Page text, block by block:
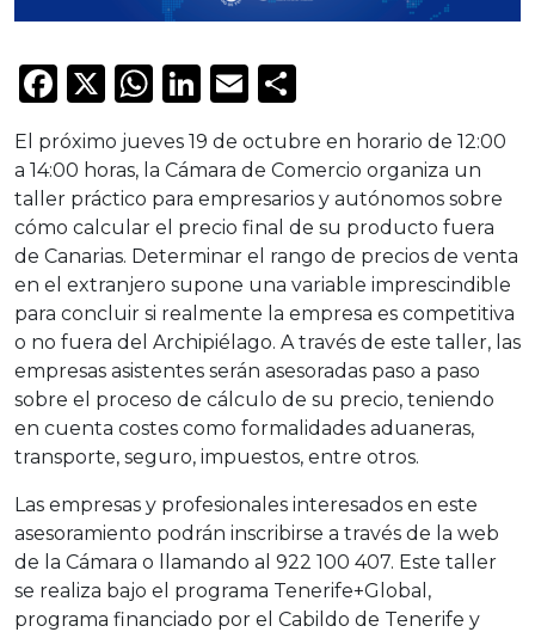
Facebook
X WhatsApp
LinkedIn
Email
El próximo jueves 19 de octubre en horario de 12:00
a 14:00 horas, la Cámara de Comercio organiza un
taller práctico para empresarios y autónomos sobre
cómo calcular el precio final de su producto fuera
de Canarias. Determinar el rango de precios de venta
en el extranjero supone una variable imprescindible
para concluir si realmente la empresa es competitiva
o no fuera del Archipiélago. A través de este taller, las
empresas asistentes serán asesoradas paso a paso
sobre el proceso de cálculo de su precio, teniendo
en cuenta costes como formalidades aduaneras,
transporte, seguro, impuestos, entre otros.
Las empresas y profesionales interesados en este
asesoramiento podrán inscribirse a través de la web
de la Cámara o llamando al 922 100 407. Este taller
se realiza bajo el programa Tenerife+Global,
programa financiado por el Cabildo de Tenerife y